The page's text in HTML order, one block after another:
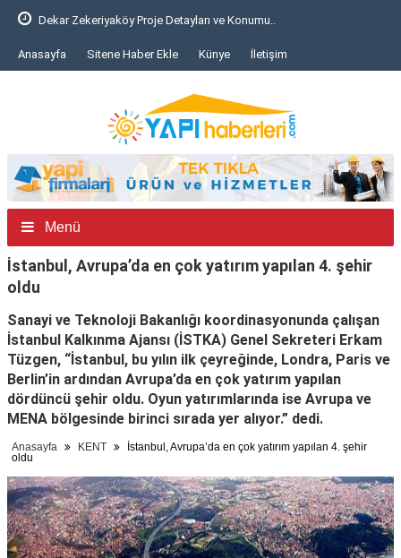
Dekar Zekeriyaköy Proje Detayları ve Konumu..
Anasayfa Sitene Haber Ekle Künye İletişim
Menü
İstanbul, Avrupa’da en çok yatırım yapılan 4. şehir
oldu
Sanayi ve Teknoloji Bakanlığı koordinasyonunda çalışan
İstanbul Kalkınma Ajansı (İSTKA) Genel Sekreteri Erkam
Tüzgen, “İstanbul, bu yılın ilk çeyreğinde, Londra, Paris ve
Berlin’in ardından Avrupa’da en çok yatırım yapılan
dördüncü şehir oldu. Oyun yatırımlarında ise Avrupa ve
MENA bölgesinde birinci sırada yer alıyor.” dedi.
Anasayfa KENT
İstanbul, Avrupa’da en çok yatırım yapılan 4. şehir
oldu